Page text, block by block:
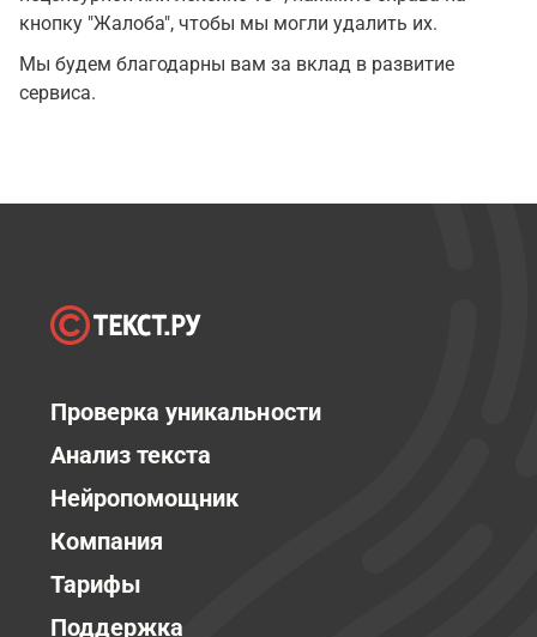
кнопку "Жалоба", чтобы мы могли удалить их.
Мы будем благодарны вам за вклад в развитие
сервиса.
Проверка уникальности
Анализ текста
Нейропомощник
Компания
Тарифы
Поддержка